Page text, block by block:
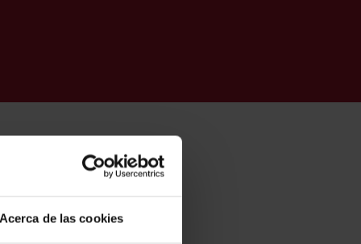
Acerca de las cookies